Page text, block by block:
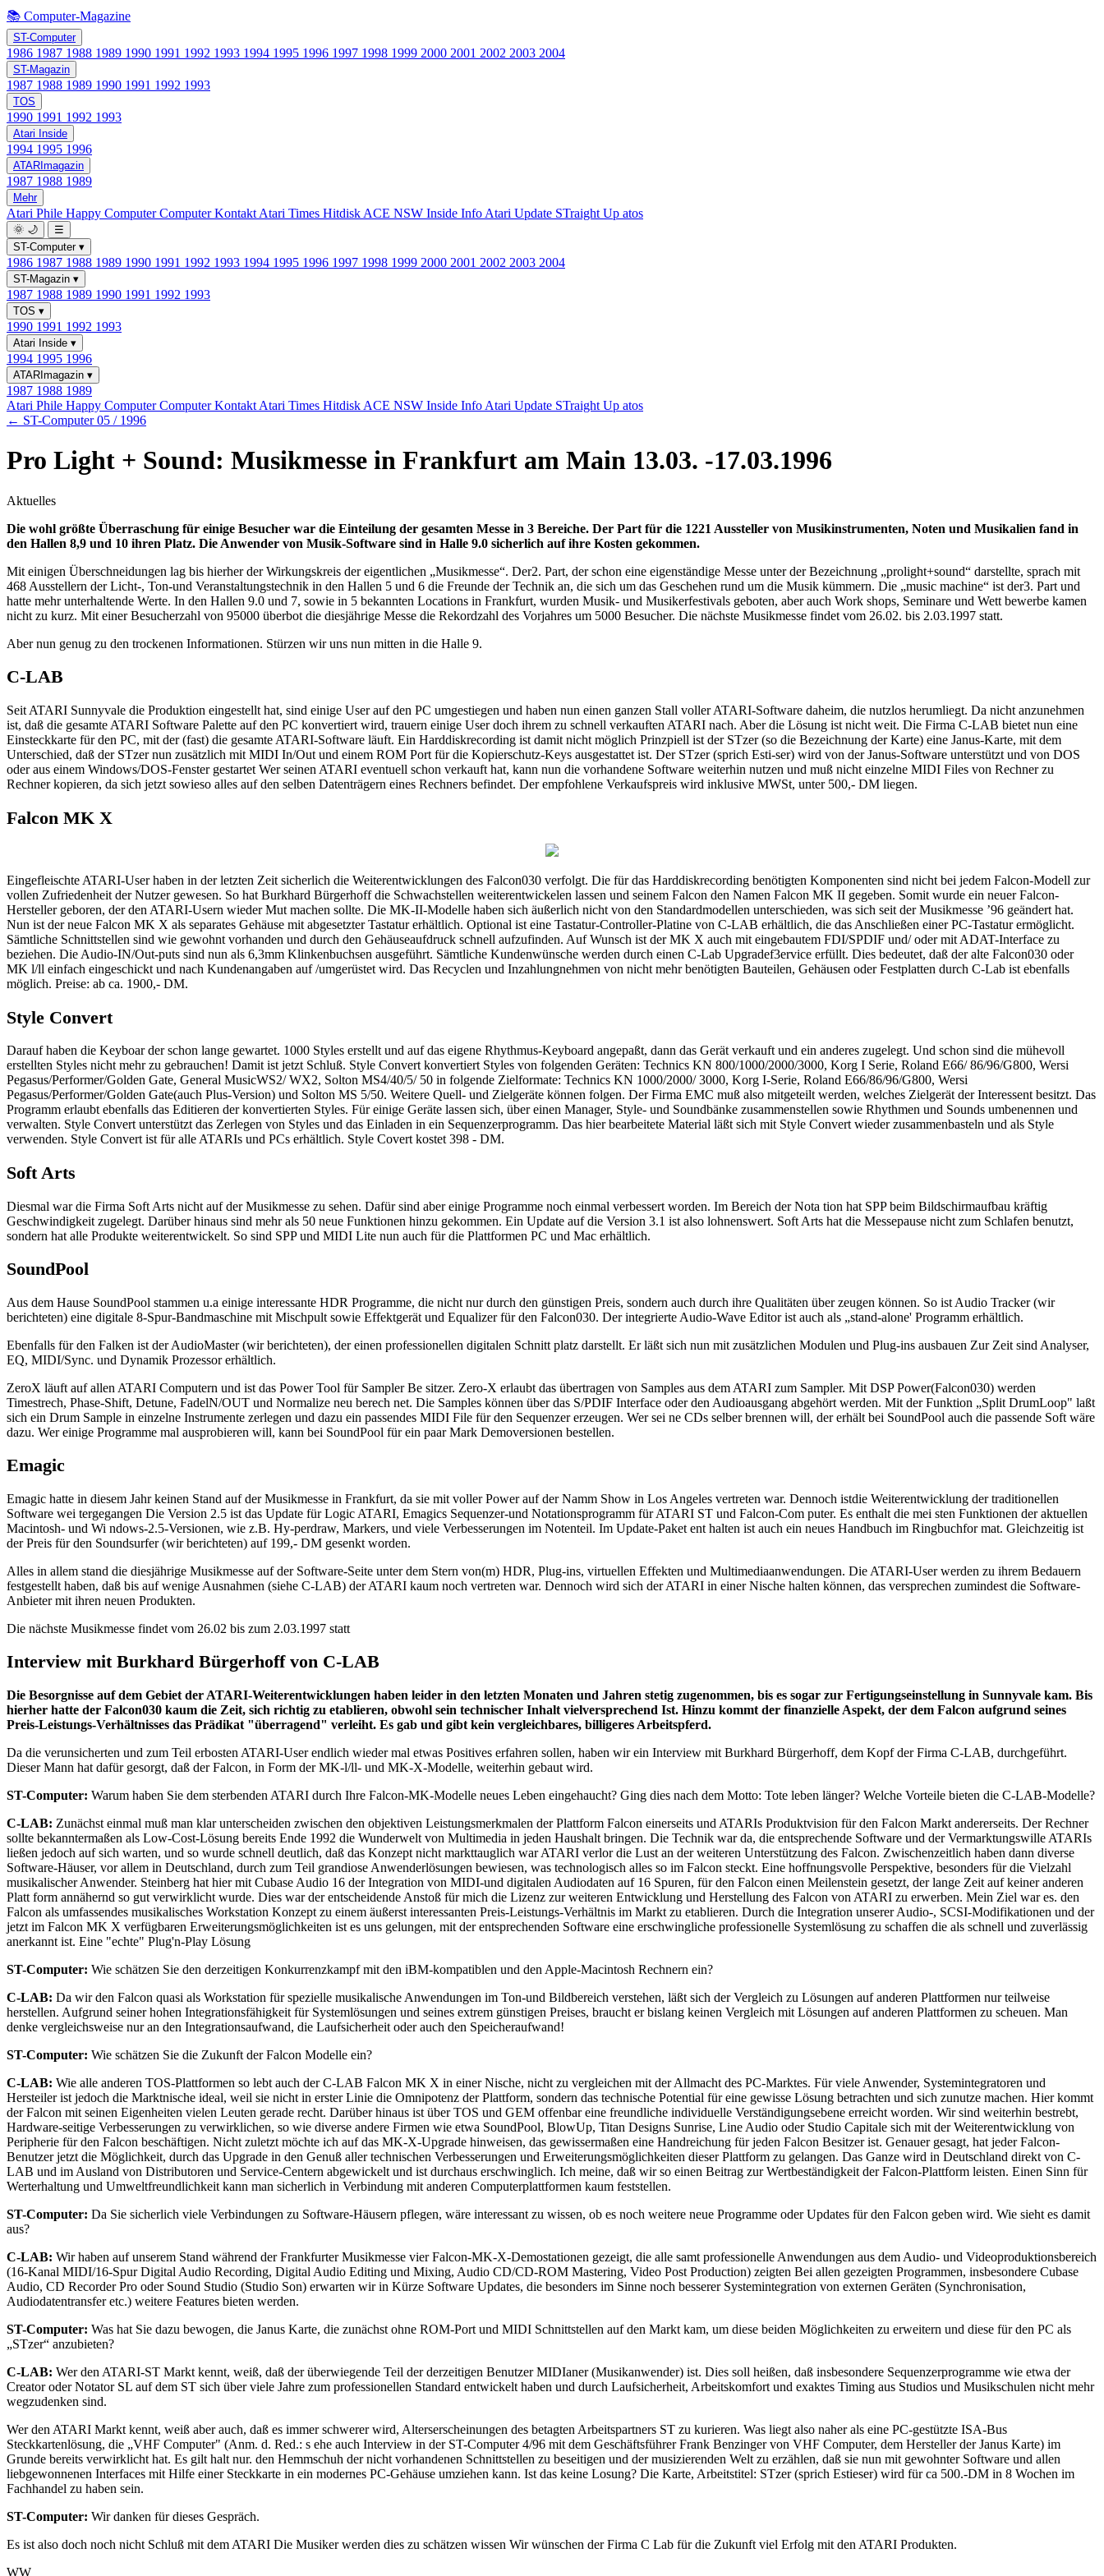
📚 Computer-Magazine
ST-Computer
1986 1987 1988 1989 1990 1991 1992 1993 1994 1995 1996 1997 1998 1999 2000 2001 2002 2003 2004
ST-Magazin
1987 1988 1989 1990 1991 1992 1993
TOS
1990 1991 1992 1993
Atari Inside
1994 1995 1996
ATARImagazin
1987 1988 1989
Mehr
Atari Phile Happy ComputerComputer Kontakt Atari Times Hitdisk ACE NSW Inside Info Atari Update STraight Up atos
🌞 🌙
☰
ST-Computer ▾
1986 1987 1988 1989 1990 1991 1992 1993 1994 1995 1996 1997 1998 1999 2000 2001 2002 2003 2004
ST-Magazin ▾
1987 1988 1989 1990 1991 1992 1993
TOS ▾
1990 1991 1992 1993
Atari Inside ▾
1994 1995 1996
ATARImagazin ▾
1987 1988 1989
Atari Phile Happy ComputerComputer Kontakt Atari Times Hitdisk ACE NSW Inside Info Atari Update STraight Up atos
← ST-Computer 05 / 1996
Pro Light + Sound: Musikmesse in Frankfurt am Main 13.03. -17.03.1996
Aktuelles
Die wohl größte Überraschung für einige Besucher war die Einteilung der gesamten Messe in 3 Bereiche. Der Part für die 1221 Aussteller von Musikinstrumenten, Noten und Musikalien fand in
den Hallen 8,9 und 10 ihren Platz. Die Anwender von Musik-Software sind in Halle 9.0 sicherlich auf ihre Kosten gekommen.
Mit einigen Überschneidungen lag bis hierher der Wirkungskreis der eigentlichen „Musikmesse“. Der2. Part, der schon eine eigenständige Messe unter der Bezeichnung „prolight+sound“ darstellte, sprach mit
468 Ausstellern der Licht-, Ton-und Veranstaltungstechnik in den Hallen 5 und 6 die Freunde der Technik an, die sich um das Geschehen rund um die Musik kümmern. Die „music machine“ ist der3. Part und
hatte mehr unterhaltende Werte. In den Hallen 9.0 und 7, sowie in 5 bekannten Locations in Frankfurt, wurden Musik- und Musikerfestivals geboten, aber auch Work shops, Seminare und Wett bewerbe kamen
nicht zu kurz. Mit einer Besucherzahl von 95000 überbot die diesjährige Messe die Rekordzahl des Vorjahres um 5000 Besucher. Die nächste Musikmesse findet vom 26.02. bis 2.03.1997 statt.
Aber nun genug zu den trockenen Informationen. Stürzen wir uns nun mitten in die Halle 9.
C-LAB
Seit ATARI Sunnyvale die Produktion eingestellt hat, sind einige User auf den PC umgestiegen und haben nun einen ganzen Stall voller ATARI-Software daheim, die nutzlos herumliegt. Da nicht anzunehmen
ist, daß die gesamte ATARI Software Palette auf den PC konvertiert wird, trauern einige User doch ihrem zu schnell verkauften ATARI nach. Aber die Lösung ist nicht weit. Die Firma C-LAB bietet nun eine
Einsteckkarte für den PC, mit der (fast) die gesamte ATARI-Software läuft. Ein Harddiskrecording ist damit nicht möglich Prinzpiell ist der STzer (so die Bezeichnung der Karte) eine Janus-Karte, mit dem
Unterschied, daß der STzer nun zusätzlich mit MIDI In/Out und einem ROM Port für die Kopierschutz-Keys ausgestattet ist. Der STzer (sprich Esti-ser) wird von der Janus-Software unterstützt und von DOS
oder aus einem Windows/DOS-Fenster gestartet Wer seinen ATARI eventuell schon verkauft hat, kann nun die vorhandene Software weiterhin nutzen und muß nicht einzelne MIDI Files von Rechner zu
Rechner kopieren, da sich jetzt sowieso alles auf den selben Datenträgern eines Rechners befindet. Der empfohlene Verkaufspreis wird inklusive MWSt, unter 500,- DM liegen.
Falcon MK X
Eingefleischte ATARI-User haben in der letzten Zeit sicherlich die Weiterentwicklungen des Falcon030 verfolgt. Die für das Harddiskrecording benötigten Komponenten sind nicht bei jedem Falcon-Modell zur
vollen Zufriedenheit der Nutzer gewesen. So hat Burkhard Bürgerhoff die Schwachstellen weiterentwickelen lassen und seinem Falcon den Namen Falcon MK II gegeben. Somit wurde ein neuer Falcon-
Hersteller geboren, der den ATARI-Usern wieder Mut machen sollte. Die MK-II-Modelle haben sich äußerlich nicht von den Standardmodellen unterschieden, was sich seit der Musikmesse ’96 geändert hat.
Nun ist der neue Falcon MK X als separates Gehäuse mit abgesetzter Tastatur erhältlich. Optional ist eine Tastatur-Controller-Platine von C-LAB erhältlich, die das Anschließen einer PC-Tastatur ermöglicht.
Sämtliche Schnittstellen sind wie gewohnt vorhanden und durch den Gehäuseaufdruck schnell aufzufinden. Auf Wunsch ist der MK X auch mit eingebautem FDI/SPDIF und/ oder mit ADAT-Interface zu
beziehen. Die Audio-IN/Out-puts sind nun als 6,3mm Klinkenbuchsen ausgeführt. Sämtliche Kundenwünsche werden durch einen C-Lab Upgradef3ervice erfüllt. Dies bedeutet, daß der alte Falcon030 oder
MK l/ll einfach eingeschickt und nach Kundenangaben auf /umgerüstet wird. Das Recyclen und Inzahlungnehmen von nicht mehr benötigten Bauteilen, Gehäusen oder Festplatten durch C-Lab ist ebenfalls
möglich. Preise: ab ca. 1900,- DM.
Style Convert
Darauf haben die Keyboar der schon lange gewartet. 1000 Styles erstellt und auf das eigene Rhythmus-Keyboard angepaßt, dann das Gerät verkauft und ein anderes zugelegt. Und schon sind die mühevoll
erstellten Styles nicht mehr zu gebrauchen! Damit ist jetzt Schluß. Style Convert konvertiert Styles von folgenden Geräten: Technics KN 800/1000/2000/3000, Korg I Serie, Roland E66/ 86/96/G800, Wersi
Pegasus/Performer/Golden Gate, General MusicWS2/ WX2, Solton MS4/40/5/ 50 in folgende Zielformate: Technics KN 1000/2000/ 3000, Korg I-Serie, Roland E66/86/96/G800, Wersi
Pegasus/Performer/Golden Gate(auch Plus-Version) und Solton MS 5/50. Weitere Quell- und Zielgeräte können folgen. Der Firma EMC muß also mitgeteilt werden, welches Zielgerät der Interessent besitzt. Das
Programm erlaubt ebenfalls das Editieren der konvertierten Styles. Für einige Geräte lassen sich, über einen Manager, Style- und Soundbänke zusammenstellen sowie Rhythmen und Sounds umbenennen und
verwalten. Style Convert unterstützt das Zerlegen von Styles und das Einladen in ein Sequenzerprogramm. Das hier bearbeitete Material läßt sich mit Style Convert wieder zusammenbasteln und als Style
verwenden. Style Convert ist für alle ATARIs und PCs erhältlich. Style Covert kostet 398 - DM.
Soft Arts
Diesmal war die Firma Soft Arts nicht auf der Musikmesse zu sehen. Dafür sind aber einige Programme noch einmal verbessert worden. Im Bereich der Nota tion hat SPP beim Bildschirmaufbau kräftig
Geschwindigkeit zugelegt. Darüber hinaus sind mehr als 50 neue Funktionen hinzu gekommen. Ein Update auf die Version 3.1 ist also lohnenswert. Soft Arts hat die Messepause nicht zum Schlafen benutzt,
sondern hat alle Produkte weiterentwickelt. So sind SPP und MIDI Lite nun auch für die Plattformen PC und Mac erhältlich.
SoundPool
Aus dem Hause SoundPool stammen u.a einige interessante HDR Programme, die nicht nur durch den günstigen Preis, sondern auch durch ihre Qualitäten über zeugen können. So ist Audio Tracker (wir
berichteten) eine digitale 8-Spur-Bandmaschine mit Mischpult sowie Effektgerät und Equalizer für den Falcon030. Der integrierte Audio-Wave Editor ist auch als „stand-alone' Programm erhältlich.
Ebenfalls für den Falken ist der AudioMaster (wir berichteten), der einen professionellen digitalen Schnitt platz darstellt. Er läßt sich nun mit zusätzlichen Modulen und Plug-ins ausbauen Zur Zeit sind Analyser,
EQ, MIDI/Sync. und Dynamik Prozessor erhältlich.
ZeroX läuft auf allen ATARI Computern und ist das Power Tool für Sampler Be sitzer. Zero-X erlaubt das übertragen von Samples aus dem ATARI zum Sampler. Mit DSP Power(Falcon030) werden
Timestrech, Phase-Shift, Detune, FadelN/OUT und Normalize neu berech net. Die Samples können über das S/PDIF Interface oder den Audioausgang abgehört werden. Mit der Funktion „Split DrumLoop" laßt
sich ein Drum Sample in einzelne Instrumente zerlegen und dazu ein passendes MIDI File für den Sequenzer erzeugen. Wer sei ne CDs selber brennen will, der erhält bei SoundPool auch die passende Soft wäre
dazu. Wer einige Programme mal ausprobieren will, kann bei SoundPool für ein paar Mark Demoversionen bestellen.
Emagic
Emagic hatte in diesem Jahr keinen Stand auf der Musikmesse in Frankfurt, da sie mit voller Power auf der Namm Show in Los Angeles vertreten war. Dennoch istdie Weiterentwicklung der traditionellen
Software wei tergegangen Die Version 2.5 ist das Update für Logic ATARI, Emagics Sequenzer-und Notationsprogramm für ATARI ST und Falcon-Com puter. Es enthalt die mei sten Funktionen der aktuellen
Macintosh- und Wi ndows-2.5-Versionen, wie z.B. Hy-perdraw, Markers, und viele Verbesserungen im Notenteil. Im Update-Paket ent halten ist auch ein neues Handbuch im Ringbuchfor mat. Gleichzeitig ist
der Preis für den Soundsurfer (wir berichteten) auf 199,- DM gesenkt worden.
Alles in allem stand die diesjährige Musikmesse auf der Software-Seite unter dem Stern von(m) HDR, Plug-ins, virtuellen Effekten und Multimediaanwendungen. Die ATARI-User werden zu ihrem Bedauern
festgestellt haben, daß bis auf wenige Ausnahmen (siehe C-LAB) der ATARI kaum noch vertreten war. Dennoch wird sich der ATARI in einer Nische halten können, das versprechen zumindest die Software-
Anbieter mit ihren neuen Produkten.
Die nächste Musikmesse findet vom 26.02 bis zum 2.03.1997 statt
Interview mit Burkhard Bürgerhoff von C-LAB
Die Besorgnisse auf dem Gebiet der ATARI-Weiterentwicklungen haben leider in den letzten Monaten und Jahren stetig zugenommen, bis es sogar zur Fertigungseinstellung in Sunnyvale kam. Bis
hierher hatte der Falcon030 kaum die Zeit, sich richtig zu etablieren, obwohl sein technischer Inhalt vielversprechend Ist. Hinzu kommt der finanzielle Aspekt, der dem Falcon aufgrund seines
Preis-Leistungs-Verhältnisses das Prädikat "überragend" verleiht. Es gab und gibt kein vergleichbares, billigeres Arbeitspferd.
Da die verunsicherten und zum Teil erbosten ATARI-User endlich wieder mal etwas Positives erfahren sollen, haben wir ein Interview mit Burkhard Bürgerhoff, dem Kopf der Firma C-LAB, durchgeführt.
Dieser Mann hat dafür gesorgt, daß der Falcon, in Form der MK-l/ll- und MK-X-Modelle, weiterhin gebaut wird.
ST-Computer: Warum haben Sie dem sterbenden ATARI durch Ihre Falcon-MK-Modelle neues Leben eingehaucht? Ging dies nach dem Motto: Tote leben länger? Welche Vorteile bieten die C-LAB-Modelle?
C-LAB: Zunächst einmal muß man klar unterscheiden zwischen den objektiven Leistungsmerkmalen der Plattform Falcon einerseits und ATARIs Produktvision für den Falcon Markt andererseits. Der Rechner
sollte bekanntermaßen als Low-Cost-Lösung bereits Ende 1992 die Wunderwelt von Multimedia in jeden Haushalt bringen. Die Technik war da, die entsprechende Software und der Vermarktungswille ATARIs
ließen jedoch auf sich warten, und so wurde schnell deutlich, daß das Konzept nicht markttauglich war ATARI verlor die Lust an der weiteren Unterstützung des Falcon. Zwischenzeitlich haben dann diverse
Software-Häuser, vor allem in Deutschland, durch zum Teil grandiose Anwenderlösungen bewiesen, was technologisch alles so im Falcon steckt. Eine hoffnungsvolle Perspektive, besonders für die Vielzahl
musikalischer Anwender. Steinberg hat hier mit Cubase Audio 16 der Integration von MIDI-und digitalen Audiodaten auf 16 Spuren, für den Falcon einen Meilenstein gesetzt, der lange Zeit auf keiner anderen
Platt form annähernd so gut verwirklicht wurde. Dies war der entscheidende Anstoß für mich die Lizenz zur weiteren Entwicklung und Herstellung des Falcon von ATARI zu erwerben. Mein Ziel war es. den
Falcon als umfassendes musikalisches Workstation Konzept zu einem äußerst interessanten Preis-Leistungs-Verhältnis im Markt zu etablieren. Durch die Integration unserer Audio-, SCSI-Modifikationen und der
jetzt im Falcon MK X verfügbaren Erweiterungsmöglichkeiten ist es uns gelungen, mit der entsprechenden Software eine erschwingliche professionelle Systemlösung zu schaffen die als schnell und zuverlässig
anerkannt ist. Eine "echte" Plug'n-Play Lösung
ST-Computer: Wie schätzen Sie den derzeitigen Konkurrenzkampf mit den iBM-kompatiblen und den Apple-Macintosh Rechnern ein?
C-LAB: Da wir den Falcon quasi als Workstation für spezielle musikalische Anwendungen im Ton-und Bildbereich verstehen, läßt sich der Vergleich zu Lösungen auf anderen Plattformen nur teilweise
herstellen. Aufgrund seiner hohen Integrationsfähigkeit für Systemlösungen und seines extrem günstigen Preises, braucht er bislang keinen Vergleich mit Lösungen auf anderen Plattformen zu scheuen. Man
denke vergleichsweise nur an den Integrationsaufwand, die Laufsicherheit oder auch den Speicheraufwand!
ST-Computer: Wie schätzen Sie die Zukunft der Falcon Modelle ein?
C-LAB: Wie alle anderen TOS-Plattformen so lebt auch der C-LAB Falcon MK X in einer Nische, nicht zu vergleichen mit der Allmacht des PC-Marktes. Für viele Anwender, Systemintegratoren und
Hersteiler ist jedoch die Marktnische ideal, weil sie nicht in erster Linie die Omnipotenz der Plattform, sondern das technische Potential für eine gewisse Lösung betrachten und sich zunutze machen. Hier kommt
der Falcon mit seinen Eigenheiten vielen Leuten gerade recht. Darüber hinaus ist über TOS und GEM offenbar eine freundliche individuelle Verständigungsebene erreicht worden. Wir sind weiterhin bestrebt,
Hardware-seitige Verbesserungen zu verwirklichen, so wie diverse andere Firmen wie etwa SoundPool, BlowUp, Titan Designs Sunrise, Line Audio oder Studio Capitale sich mit der Weiterentwicklung von
Peripherie für den Falcon beschäftigen. Nicht zuletzt möchte ich auf das MK-X-Upgrade hinweisen, das gewissermaßen eine Handreichung für jeden Falcon Besitzer ist. Genauer gesagt, hat jeder Falcon-
Benutzer jetzt die Möglichkeit, durch das Upgrade in den Genuß aller technischen Verbesserungen und Erweiterungsmöglichkeiten dieser Plattform zu gelangen. Das Ganze wird in Deutschland direkt von C-
LAB und im Ausland von Distributoren und Service-Centern abgewickelt und ist durchaus erschwinglich. Ich meine, daß wir so einen Beitrag zur Wertbeständigkeit der Falcon-Plattform leisten. Einen Sinn für
Werterhaltung und Umweltfreundlichkeit kann man sicherlich in Verbindung mit anderen Computerplattformen kaum feststellen.
ST-Computer: Da Sie sicherlich viele Verbindungen zu Software-Häusern pflegen, wäre interessant zu wissen, ob es noch weitere neue Programme oder Updates für den Falcon geben wird. Wie sieht es damit
aus?
C-LAB: Wir haben auf unserem Stand während der Frankfurter Musikmesse vier Falcon-MK-X-Demostationen gezeigt, die alle samt professionelle Anwendungen aus dem Audio- und Videoproduktionsbereich
(16-Kanal MIDI/16-Spur Digital Audio Recording, Digital Audio Editing und Mixing, Audio CD/CD-ROM Mastering, Video Post Production) zeigten Bei allen gezeigten Programmen, insbesondere Cubase
Audio, CD Recorder Pro oder Sound Studio (Studio Son) erwarten wir in Kürze Software Updates, die besonders im Sinne noch besserer Systemintegration von externen Geräten (Synchronisation,
Audiodatentransfer etc.) weitere Features bieten werden.
ST-Computer: Was hat Sie dazu bewogen, die Janus Karte, die zunächst ohne ROM-Port und MIDI Schnittstellen auf den Markt kam, um diese beiden Möglichkeiten zu erweitern und diese für den PC als
„STzer“ anzubieten?
C-LAB: Wer den ATARI-ST Markt kennt, weiß, daß der überwiegende Teil der derzeitigen Benutzer MIDIaner (Musikanwender) ist. Dies soll heißen, daß insbesondere Sequenzerprogramme wie etwa der
Creator oder Notator SL auf dem ST sich über viele Jahre zum professionellen Standard entwickelt haben und durch Laufsicherheit, Arbeitskomfort und exaktes Timing aus Studios und Musikschulen nicht mehr
wegzudenken sind.
Wer den ATARI Markt kennt, weiß aber auch, daß es immer schwerer wird, Alterserscheinungen des betagten Arbeitspartners ST zu kurieren. Was liegt also naher als eine PC-gestützte ISA-Bus
Steckkartenlösung, die „VHF Computer" (Anm. d. Red.: s ehe auch Interview in der ST-Computer 4/96 mit dem Geschäftsführer Frank Benzinger von VHF Computer, dem Hersteller der Janus Karte) im
Grunde bereits verwirklicht hat. Es gilt halt nur. den Hemmschuh der nicht vorhandenen Schnittstellen zu beseitigen und der musizierenden Welt zu erzählen, daß sie nun mit gewohnter Software und allen
liebgewonnenen Interfaces mit Hilfe einer Steckkarte in ein modernes PC-Gehäuse umziehen kann. Ist das keine Losung? Die Karte, Arbeitstitel: STzer (sprich Estieser) wird für ca 500.-DM in 8 Wochen im
Fachhandel zu haben sein.
ST-Computer: Wir danken für dieses Gespräch.
Es ist also doch noch nicht Schluß mit dem ATARI Die Musiker werden dies zu schätzen wissen Wir wünschen der Firma C Lab für die Zukunft viel Erfolg mit den ATARI Produkten.
WW